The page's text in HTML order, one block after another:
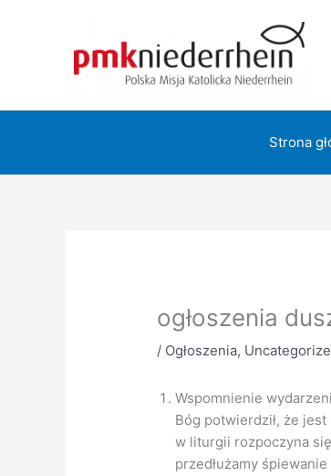
Strona
ogłoszenia
/ Ogłoszenia,
Wspomnienie
Bóg potwierdził, że
w liturgii rozpoczyna
przedłużamy